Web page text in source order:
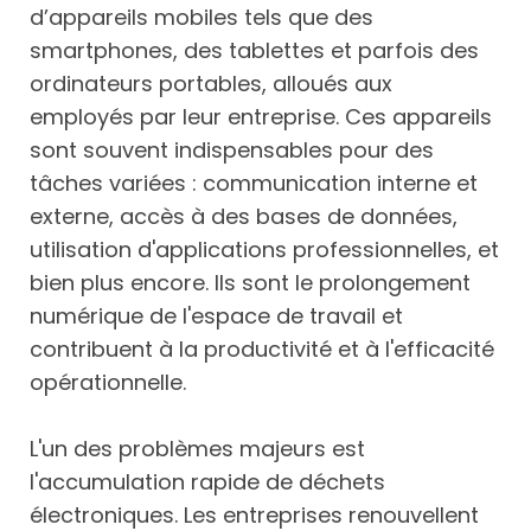
d’appareils mobiles tels que des
smartphones, des tablettes et parfois des
ordinateurs portables, alloués aux
employés par leur entreprise. Ces appareils
sont souvent indispensables pour des
tâches variées : communication interne et
externe, accès à des bases de données,
utilisation d'applications professionnelles, et
bien plus encore. Ils sont le prolongement
numérique de l'espace de travail et
contribuent à la productivité et à l'efficacité
opérationnelle.
L'un des problèmes majeurs est
l'accumulation rapide de déchets
électroniques. Les entreprises renouvellent